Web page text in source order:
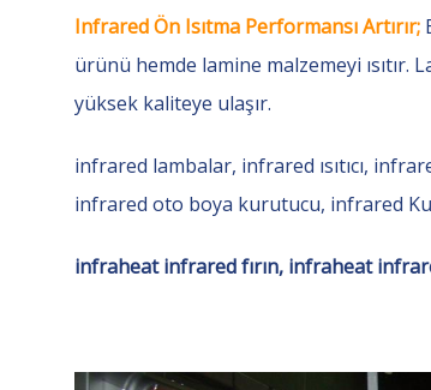
Infrared Ön Isıtma Performansı Artırır;
ürünü hemde lamine malzemeyi ısıtır.
yüksek kaliteye ulaşır.
infrared lambalar, infrared ısıtıcı,
infrared oto boya kurutucu, infrared
infraheat infrared fırın, infraheat